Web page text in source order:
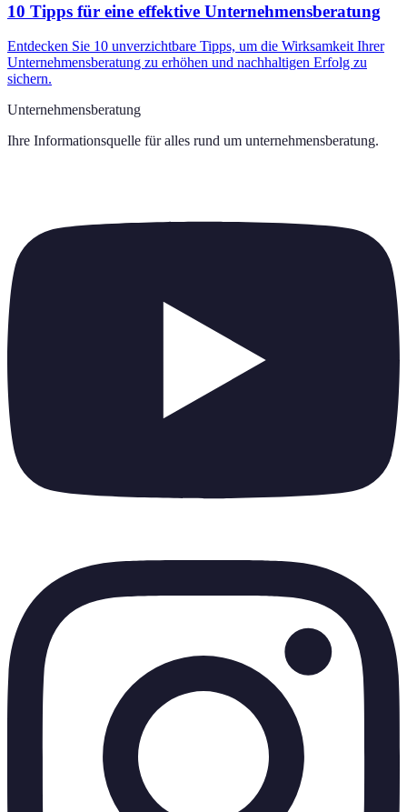
10 Tipps für eine effektive Unternehmensberatung
Entdecken Sie 10 unverzichtbare Tipps, um die Wirksamkeit Ihrer
Unternehmensberatung zu erhöhen und nachhaltigen Erfolg zu
sichern.
Unternehmensberatung
Ihre Informationsquelle für alles rund um unternehmensberatung.